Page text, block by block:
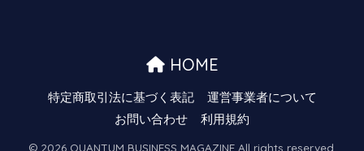
HOME
特定商取引法に基づく表記
運営事業者について
お問い合わせ
利用規約
© 2026 QUANTUM BUSINESS MAGAZINE All rights reserved.